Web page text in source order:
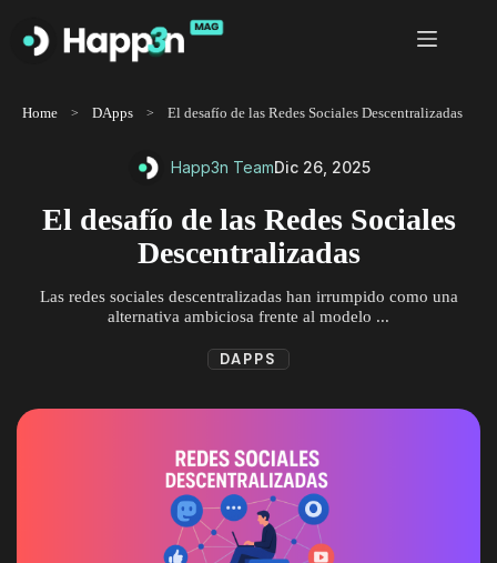
contenido
Home DApps El desafío de las Redes Sociales Descentralizadas
Happ3n TeamDic 26, 2025
El desafío de las Redes Sociales
Descentralizadas
Las redes sociales descentralizadas han irrumpido como una
alternativa ambiciosa frente al modelo ...
DAPPS